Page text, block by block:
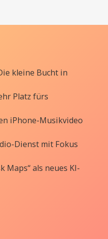
kleine Bucht in
Platz fürs
iPhone-Musikvideo
Dienst mit Fokus
Maps“ als neues KI-